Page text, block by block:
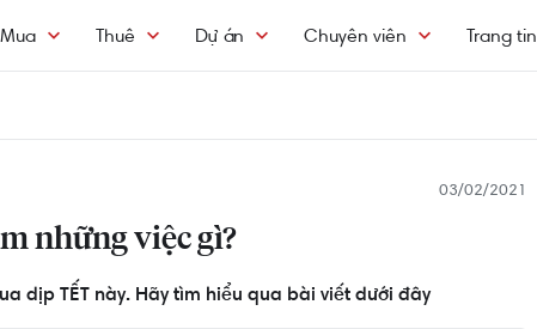
Mua Thuê Dự án Chuyên viên Trang tin
những việc gì?
03/02/2021
dịp TẾT này. Hãy tìm hiểu qua bài viết dưới đây